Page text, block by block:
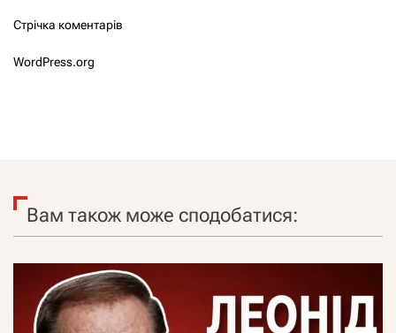
Стрічка коментарів
WordPress.org
Вам також може сподобатися: